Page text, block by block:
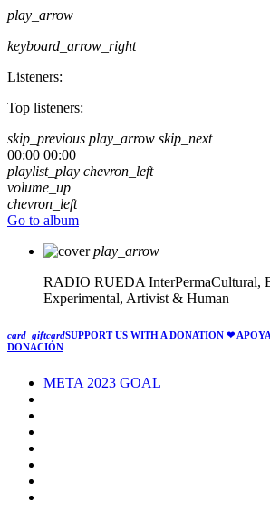
play_arrow
keyboard_arrow_right
Listeners:
Top listeners:
skip_previous play_arrow skip_next
00:00 00:00
playlist_play chevron_left
volume_up
chevron_left
Go to album
play_arrow
RADIO RUEDA InterPermaCultural,
Experimental, Artivist & Human
card_giftcardSUPPORT US WITH A DONATION ❤
DONACIÓN
META 2023 GOAL